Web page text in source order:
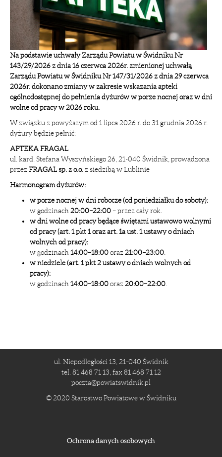
Na podstawie uchwały Zarządu Powiatu w Świdniku Nr
143/29/2026 z dnia 16 czerwca 2026r. zmienionej uchwałą
Zarządu Powiatu w Świdniku Nr 147/31/2026 z dnia 29 czerwca
2026r. dokonano zmiany w zakresie wskazania apteki
ogólnodostępnej do pełnienia dyżurów w porze nocnej oraz w dni
wolne od pracy w 2026 roku.
W związku z powyższym od 1 lipca 2026 r. do 31 grudnia 2026 r.
dyżury będzie pełnić:
APTEKA FRAGAL
ul. kard. Stefana Wyszyńskiego 26, 21-040 Świdnik, prowadzona
przezFRAGAL sp. z o.o. z siedzibą w Lublinie
Harmonogram dyżurów:
w porze nocnej w dni robocze (od poniedziałku do soboty):
w godzinach 20:00–22:00 – przez cały rok.
w dni wolne od pracy będące świętami ustawowo wolnymi
od pracy (art. 1 pkt 1 oraz art. 1a ust. 1 ustawy o dniach
wolnych od pracy):
w godzinach 14:00–18:00oraz21:00–23:00
w niedziele (art. 1 pkt 2 ustawy o dniach wolnych od
pracy):
w godzinach 14:00–18:00oraz20:00–22:00
ul. Niepodległości 13, 21-040 Świdnik
tel. 81 468 71 13, fax 81 468 71 12
poczta@powiatswidnik.pl
© 2020 Starostwo Powiatowe w Świdniku
Ochrona danych osobowych